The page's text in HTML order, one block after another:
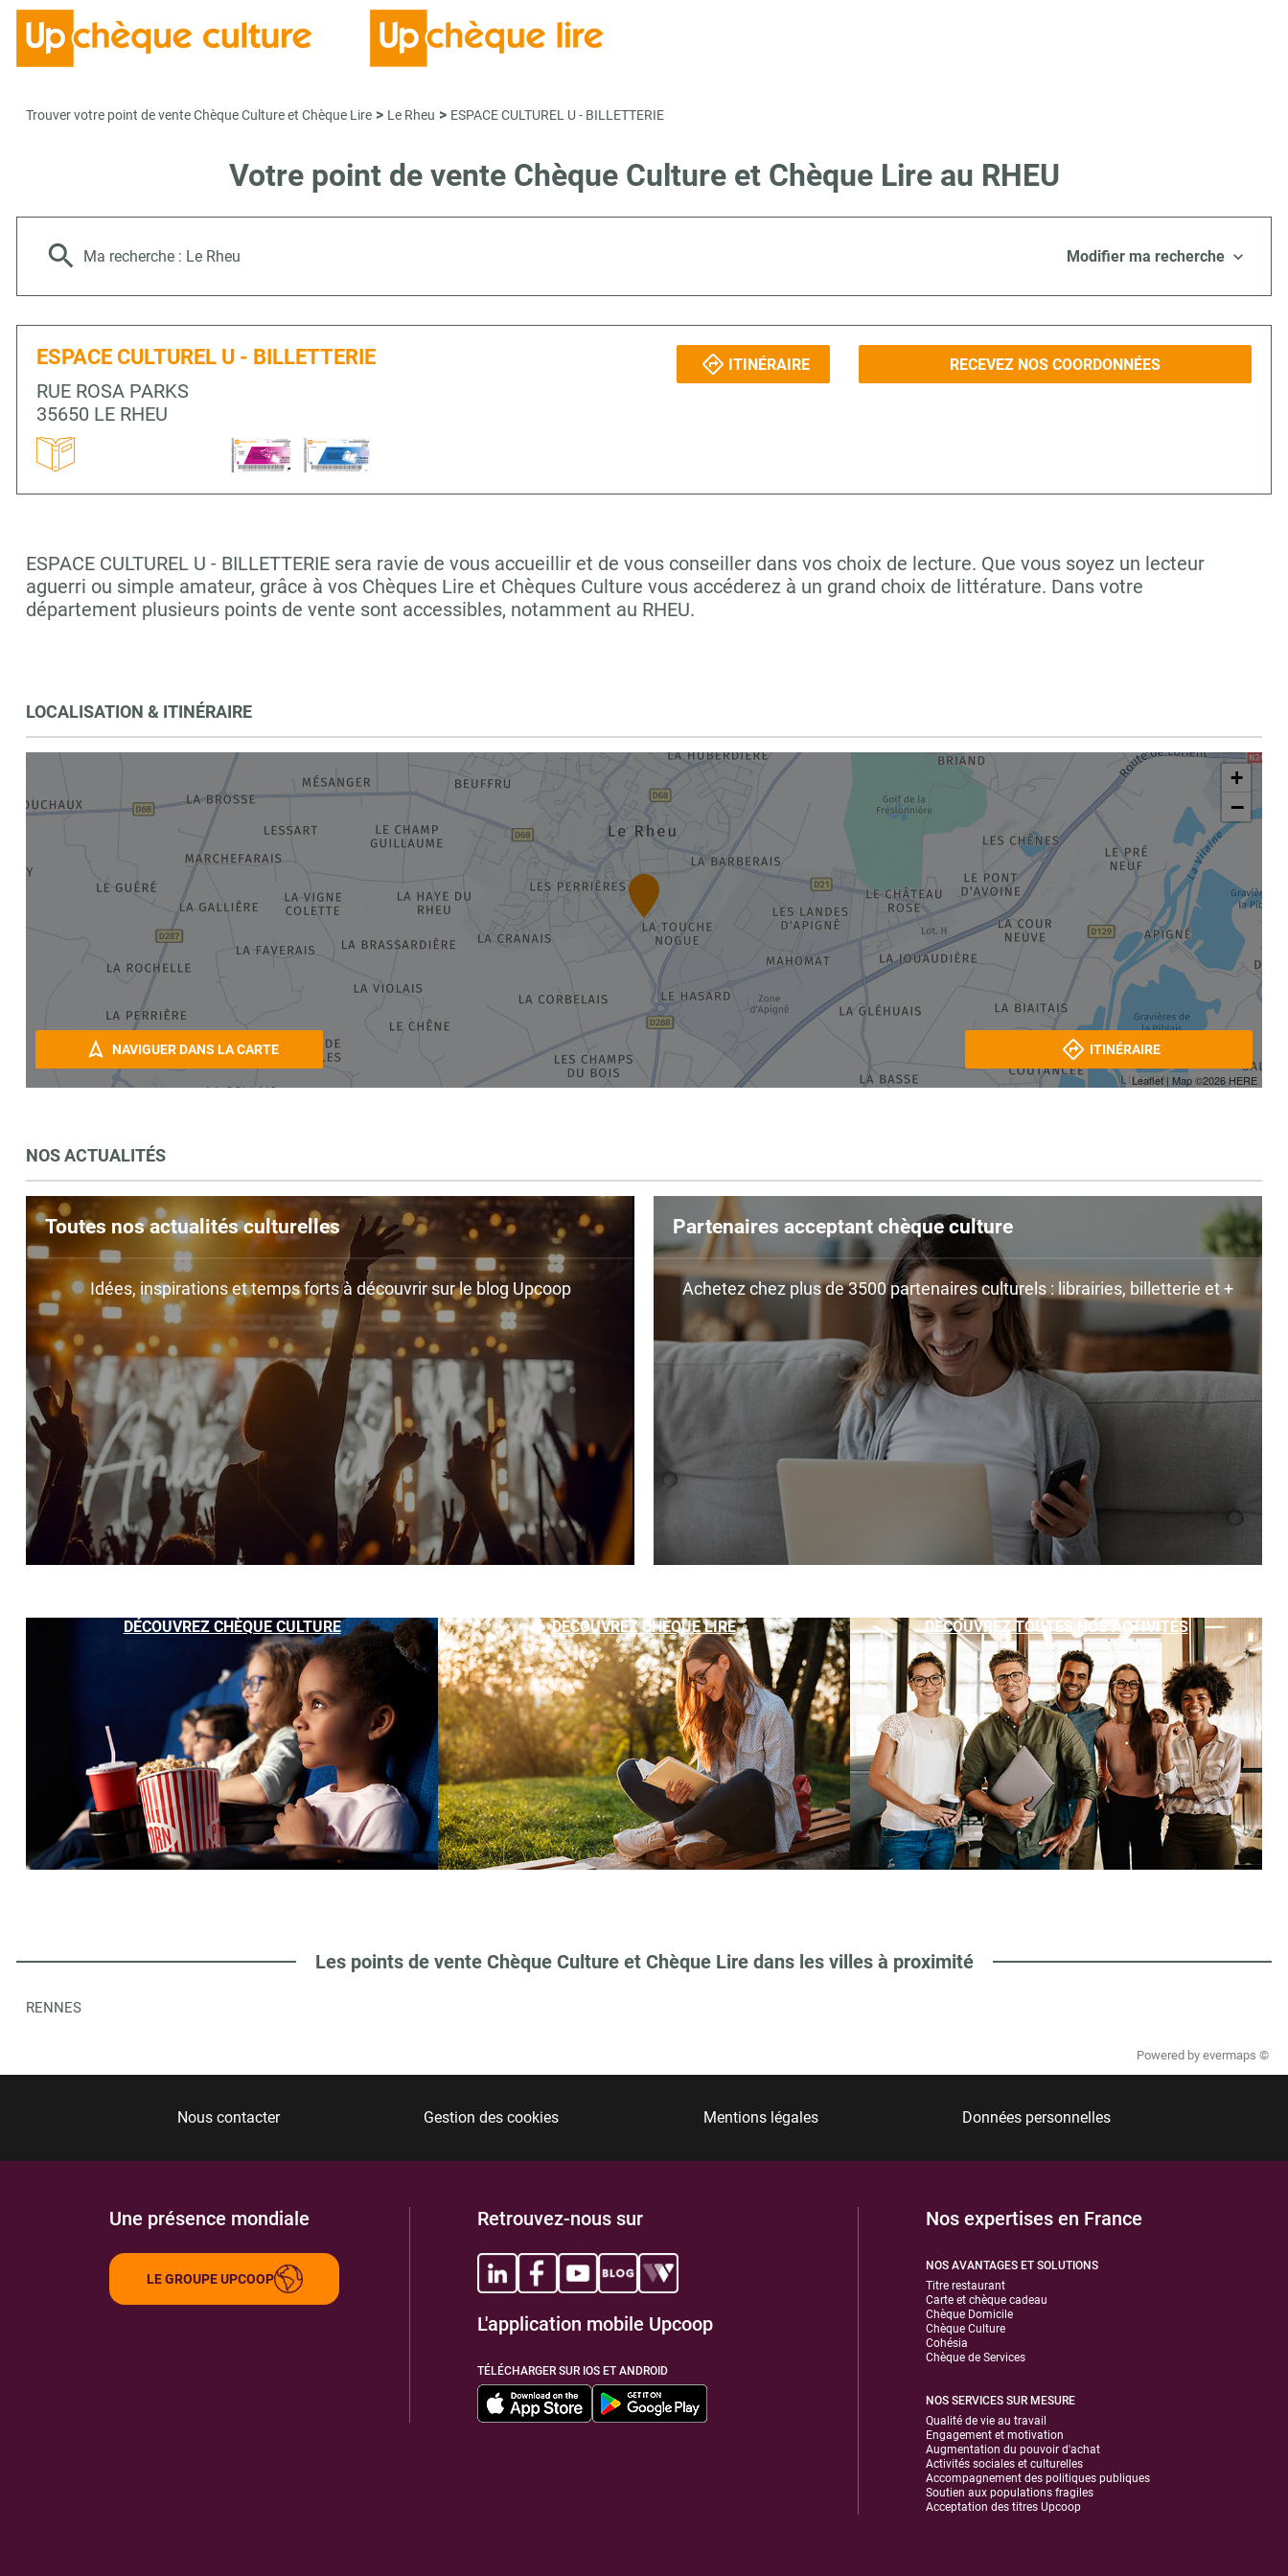
Trouver votre point de vente Chèque Culture et Chèque Lire > Le Rheu > ESPACE CULTUREL U - BILLETTERIE
Votre point de vente Chèque Culture et Chèque Lire au RHEU
Ma recherche : Le Rheu Modifier ma recherche
ESPACE CULTUREL U - BILLETTERIE
RUE ROSA PARKS
35650 LE RHEU
ITINÉRAIRE RECEVEZ NOS COORDONNÉES
ESPACE CULTUREL U - BILLETTERIE sera ravie de vous accueillir et de vous conseiller dans vos choix de lecture. Que vous soyez un lecteur
aguerri ou simple amateur, grâce à vos Chèques Lire et Chèques Culture vous accéderez à un grand choix de littérature. Dans votre
département plusieurs points de vente sont accessibles, notamment au RHEU.
LOCALISATION & ITINÉRAIRE
+
−
Leaflet | Map ©2026 HERE
NAVIGUER DANS LA CARTE ITINÉRAIRE
NOS ACTUALITÉS
Toutes nos actualités culturelles
Idées, inspirations et temps forts à découvrir sur le blog Upcoop
Partenaires acceptant chèque culture
Achetez chez plus de 3500 partenaires culturels : librairies, billetterie et +
DÉCOUVREZ CHÈQUE CULTURE DÉCOUVREZ CHÈQUE LIRE DÉCOUVREZ TOUTES NOS ACTIVITÉS
Les points de vente Chèque Culture et Chèque Lire dans les villes à proximité
RENNES
Powered by evermaps ©
Nous contacter Gestion des cookies Mentions légales Données personnelles
Une présence mondiale
LE GROUPE UPCOOP
Retrouvez-nous sur
L'application mobile Upcoop
TÉLÉCHARGER SUR IOS ET ANDROID
Nos expertises en France
NOS AVANTAGES ET SOLUTIONS
Titre restaurant
Carte et chèque cadeau
Chèque Domicile
Chèque Culture
Cohésia
Chèque de Services
NOS SERVICES SUR MESURE
Qualité de vie au travail
Engagement et motivation
Augmentation du pouvoir d'achat
Activités sociales et culturelles
Accompagnement des politiques publiques
Soutien aux populations fragiles
Acceptation des titres Upcoop